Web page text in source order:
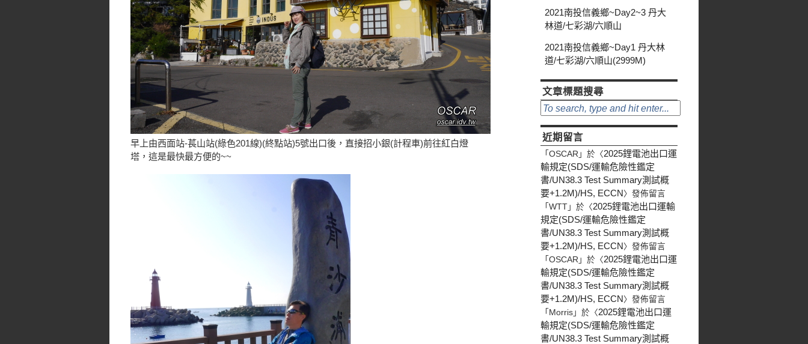
早上由西面站-萇山站(綠色201線)(終點站)5號出口後，直接招小銀(計程車)前往紅白燈
塔，這是最快最方便的~~
2021南投信義鄉~Day2~3 丹大
林道/七彩湖/六順山
2021南投信義鄉~Day1 丹大林
道/七彩湖/六順山(2999M)
文章標題搜尋
近期留言
「 OSCAR 」於〈2025鋰電池出口運
輸規定(SDS/運輸危險性鑑定
書/UN38.3 Test Summary測試概
要+1.2M)/HS, ECCN〉發佈留言
「 WTT 」於〈2025鋰電池出口運輸
規定(SDS/運輸危險性鑑定
書/UN38.3 Test Summary測試概
要+1.2M)/HS, ECCN〉發佈留言
「 OSCAR 」於〈2025鋰電池出口運
輸規定(SDS/運輸危險性鑑定
書/UN38.3 Test Summary測試概
要+1.2M)/HS, ECCN〉發佈留言
「 Morris 」於〈2025鋰電池出口運
輸規定(SDS/運輸危險性鑑定
書/UN38.3 Test Summary測試概